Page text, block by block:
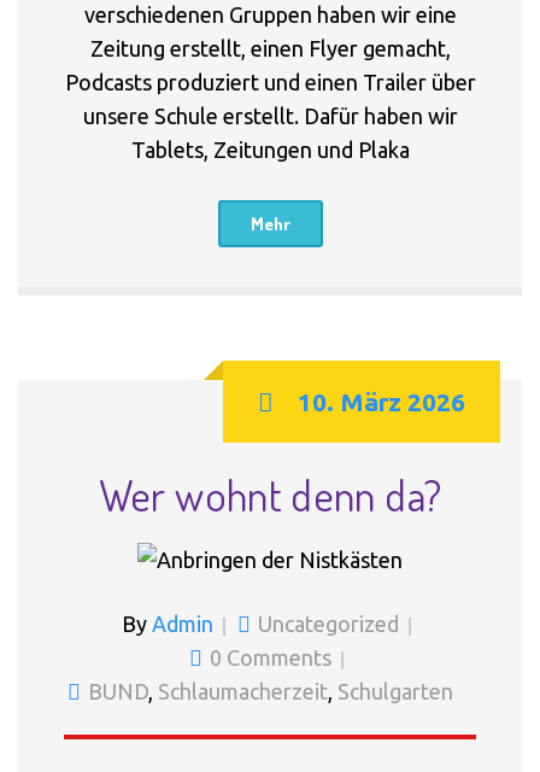
verschiedenen Gruppen haben wir eine
Zeitung erstellt, einen Flyer gemacht,
Podcasts produziert und einen Trailer über
unsere Schule erstellt. Dafür haben wir
Tablets, Zeitungen und Plaka
Mehr
10. März 2026
Wer wohnt denn da?
By Admin
Uncategorized
0 Comments
BUND Schlaumacherzeit Schulgarten